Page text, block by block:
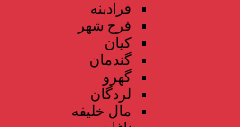
فرادبنه
فرخ شهر
کیان
گندمان
گهرو
لردگان
مال خلیفه